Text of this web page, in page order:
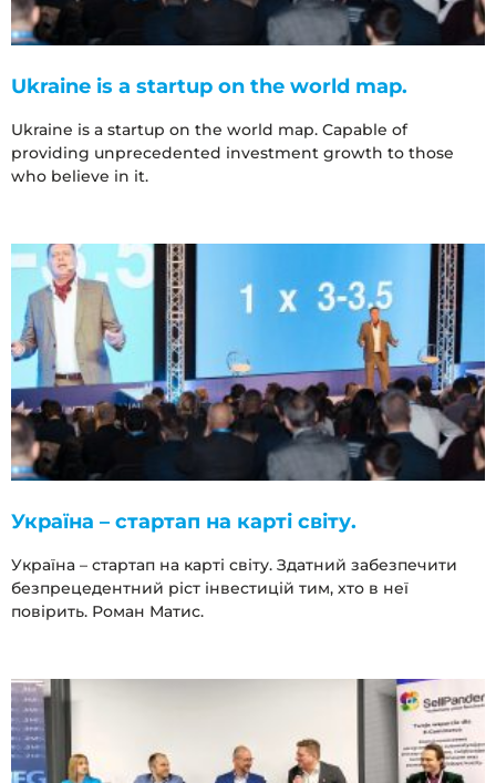
Ukraine is a startup on the world map.
Ukraine is a startup on the world map. Capable of
providing unprecedented investment growth to those
who believe in it.
Україна – стартап на карті світу.
Україна – стартап на карті світу. Здатний забезпечити
безпрецедентний ріст інвестицій тим, хто в неї
повірить. Роман Матис.